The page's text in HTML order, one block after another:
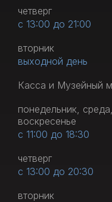
четверг
с 13:00 до 21:00
вторник
выходной день
Касса и Музейный
понедельник,
воскресенье
с 11:00 до 18:30
четверг
с 13:00 до 20:30
вторник